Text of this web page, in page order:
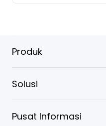
Produk
Solusi
Pusat Informasi